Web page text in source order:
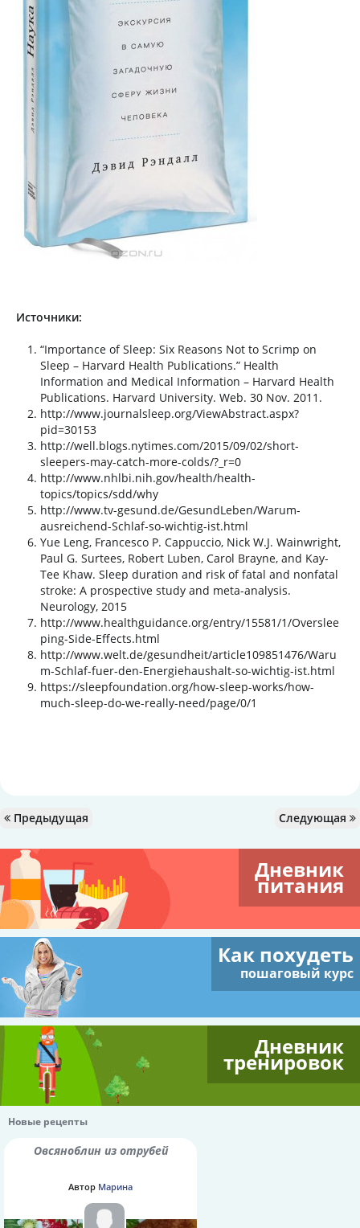
Источники:
“Importance of Sleep: Six Reasons Not to Scrimp on
Sleep – Harvard Health Publications.” Health
Information and Medical Information – Harvard Health
Publications. Harvard University. Web. 30 Nov. 2011.
http://www.journalsleep.org/ViewAbstract.aspx?
pid=30153
http://well.blogs.nytimes.com/2015/09/02/short-
sleepers-may-catch-more-colds/?_r=0
http://www.nhlbi.nih.gov/health/health-
topics/topics/sdd/why
http://www.tv-gesund.de/GesundLeben/Warum-
ausreichend-Schlaf-so-wichtig-ist.html
Yue Leng, Francesco P. Cappuccio, Nick W.J. Wainwright,
Paul G. Surtees, Robert Luben, Carol Brayne, and Kay-
Tee Khaw. Sleep duration and risk of fatal and nonfatal
stroke: A prospective study and meta-analysis.
Neurology, 2015
http://www.healthguidance.org/entry/15581/1/Overslee
ping-Side-Effects.html
http://www.welt.de/gesundheit/article109851476/Waru
m-Schlaf-fuer-den-Energiehaushalt-so-wichtig-ist.html
https://sleepfoundation.org/how-sleep-works/how-
much-sleep-do-we-really-need/page/0/1
Предыдущая Следующая
Дневник
питания
Как похудеть
пошаговый курс
Дневник
тренировок
Новые рецепты
Овсяноблин из отрубей
Автор Марина